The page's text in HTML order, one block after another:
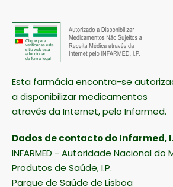
Esta farmácia encontra-se
a disponibilizar medicamentos
através da Internet, pelo Infarmed.
Dados de contacto do Infarmed,
INFARMED - Autoridade Nacional
Produtos de Saúde, I.P.
Parque de Saúde de Lisboa